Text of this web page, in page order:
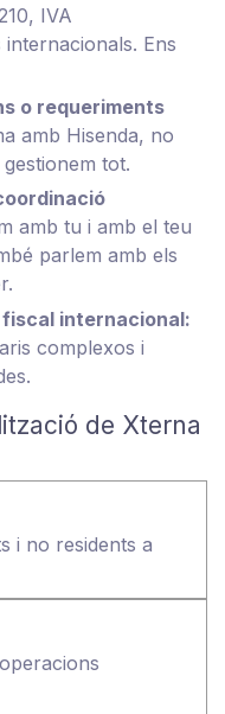
IVA
Ens
o requeriments
amb Hisenda, no
tot.
amb tu i amb el teu
parlem amb els
internacional:
complexos i
de Xterna
i no residents a